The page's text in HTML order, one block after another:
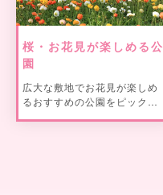
桜・お花見が楽しめる公
園
広大な敷地でお花見が楽しめ
るおすすめの公園をピックア